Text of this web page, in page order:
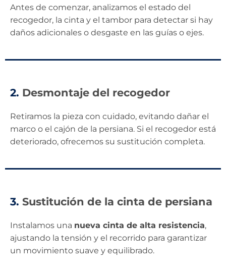
Antes de comenzar, analizamos el estado del
recogedor, la cinta y el tambor para detectar si hay
daños adicionales o desgaste en las guías o ejes.
2. Desmontaje del recogedor
Retiramos la pieza con cuidado, evitando dañar el
marco o el cajón de la persiana. Si el recogedor está
deteriorado, ofrecemos su sustitución completa.
3. Sustitución de la cinta de persiana
Instalamos una nueva cinta de alta resistencia,
ajustando la tensión y el recorrido para garantizar
un movimiento suave y equilibrado.